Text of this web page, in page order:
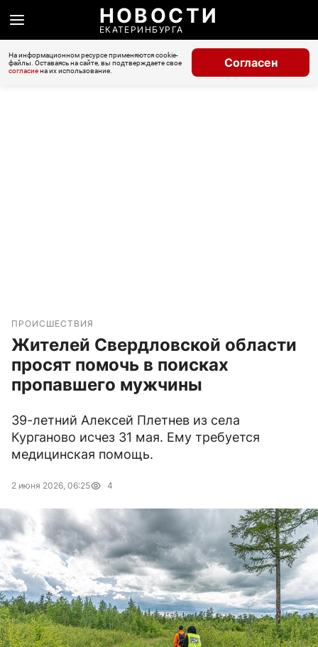
НОВОСТИ
ЕКАТЕРИНБУРГА
На информационном ресурсе применяются cookie-
файлы. Оставаясь на сайте, вы подтверждаете свое
согласиена их использование.
Согласен
ПРОИСШЕСТВИЯ
Жителей Свердловской области
просят помочь в поисках
пропавшего мужчины
39-летний Алексей Плетнев из села
Курганово исчез 31 мая. Ему требуется
медицинская помощь.
2 июня 2026, 06:25 4